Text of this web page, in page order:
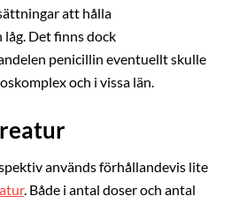
att hålla
Det finns dock
penicillin eventuellt skulle
och i vissa län.
används förhållandevis lite
. Både i antal doser och antal